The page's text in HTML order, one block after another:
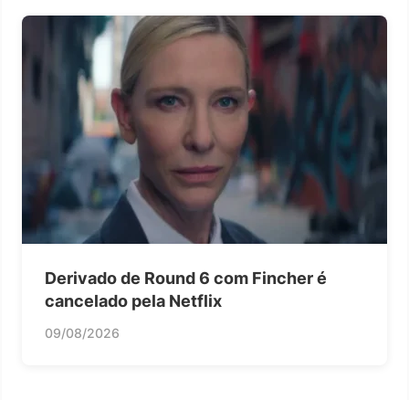
Derivado de Round 6 com Fincher é
cancelado pela Netflix
09/08/2026